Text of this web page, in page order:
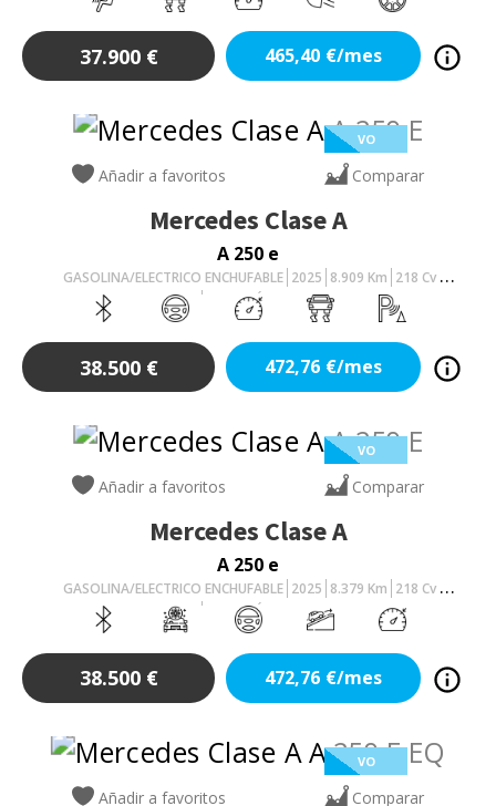
37.900 € 465,40 €/mes
VO
Añadir a favoritos Comparar
Mercedes Clase A
A 250 e
GASOLINA/ELECTRICO ENCHUFABLE 2025 8.909 Km 218 Cv
AUTOMÁTICO
38.500 € 472,76 €/mes
VO
Añadir a favoritos Comparar
Mercedes Clase A
A 250 e
GASOLINA/ELECTRICO ENCHUFABLE 2025 8.379 Km 218 Cv
AUTOMÁTICO
38.500 € 472,76 €/mes
VO
Añadir a favoritos Comparar